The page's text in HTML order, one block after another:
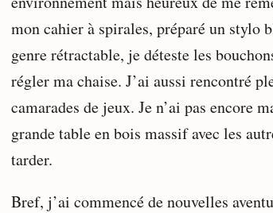
mon cahier à spirales, préparé un stylo
genre rétractable, je déteste les
régler ma chaise. J’ai aussi rencontré
camarades de jeux. Je n’ai pas encore
grande table en bois massif avec les
tarder.
Bref, j’ai commencé de nouvelles